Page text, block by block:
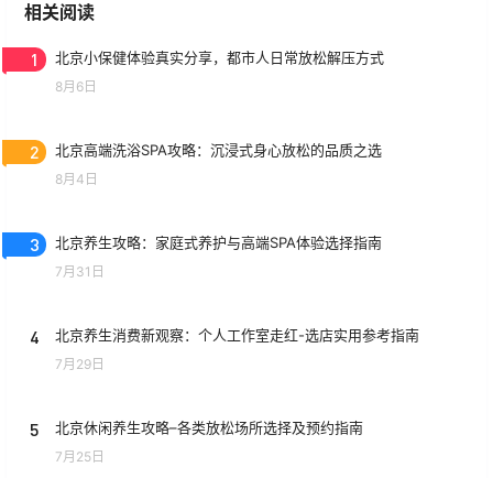
相关阅读
1 北京小保健体验真实分享，都市人日常放松解压方式
8月6日
2 北京高端洗浴SPA攻略：沉浸式身心放松的品质之选
8月4日
3 北京养生攻略：家庭式养护与高端SPA体验选择指南
7月31日
4 北京养生消费新观察：个人工作室走红-选店实用参考指南
7月29日
5 北京休闲养生攻略–各类放松场所选择及预约指南
7月25日